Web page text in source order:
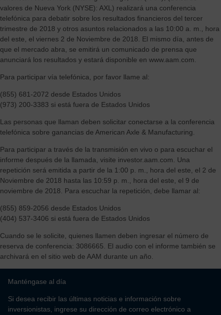
valores de Nueva York (NYSE): AXL) realizará una conferencia
telefónica para debatir sobre los resultados financieros del tercer
trimestre de 2018 y otros asuntos relacionados a las 10:00 a. m., hora
del este, el viernes 2 de Noviembre de 2018. El mismo día, antes de
que el mercado abra, se emitirá un comunicado de prensa que
anunciará los resultados y estará disponible en www.aam.com.
Para participar vía telefónica, por favor llame al:
(855) 681-2072 desde Estados Unidos
(973) 200-3383 si está fuera de Estados Unidos
Las personas que llaman deben solicitar conectarse a la conferencia
telefónica sobre ganancias de American Axle & Manufacturing.
Para participar a través de la transmisión en vivo o para escuchar el
informe después de la llamada, visite investor.aam.com. Una
repetición será emitida a partir de la 1:00 p. m., hora del este, el 2 de
Noviembre de 2018 hasta las 10:59 p. m., hora del este, el 9 de
noviembre de 2018. Para escuchar la repetición, debe llamar al:
(855) 859-2056 desde Estados Unidos
(404) 537-3406 si está fuera de Estados Unidos
Cuando se le solicite, quienes llamen deben ingresar el número de
reserva de conferencia: 3086665. El audio con el informe también se
archivará en el sitio web de AAM durante un año.
Manténgase al día
Si desea recibir las últimas noticias e información sobre
inversionistas, ingrese su dirección de correo electrónico a